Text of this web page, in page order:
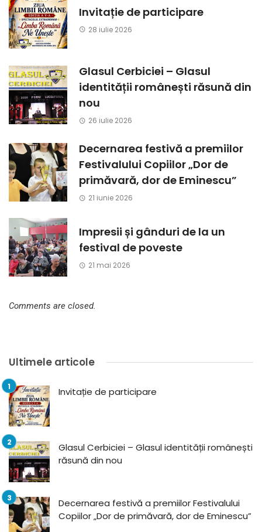
Invitație de participare
28 iulie 2026
Glasul Cerbiciei – Glasul
identității românești răsună din
nou
26 iulie 2026
Decernarea festivă a premiilor
Festivalului Copiilor „Dor de
primăvară, dor de Eminescu”
21 iunie 2026
Impresii și gânduri de la un
festival de poveste
21 mai 2026
Comments are closed.
Ultimele articole
Invitație de participare
Glasul Cerbiciei – Glasul identității românești
răsună din nou
Decernarea festivă a premiilor Festivalului
Copiilor „Dor de primăvară, dor de Eminescu”